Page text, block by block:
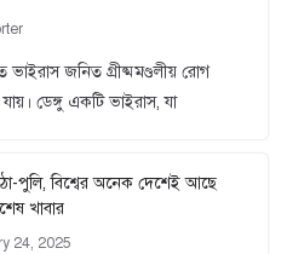
ভাইরাস জনিত গ্রীষ্মমণ্ডলীয় রোগ
ডেঙ্গু একটি ভাইরাস, যা
পুলি, বিশ্বের অনেক দেশেই আছে
খাবার
24, 2025